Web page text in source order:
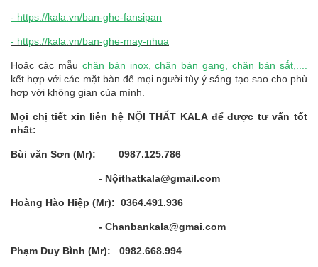
- https://kala.vn/ban-ghe-fansipan
- https://kala.vn/ban-ghe-may-nhua
Hoặc các mẫu chân bàn inox, chân bàn gang ,chân bàn sắt
kết hợp với các mặt bàn để mọi người tùy ý sáng tạo sao cho phù
hợp với không gian của mình.
Mọi chị tiết xin liên hệ NỘI THẤT KALA để được tư vấn tốt
nhất:
Bùi văn Sơn (Mr): 0987.125.786
- Nộithatkala@gmail.com
Hoàng Hào Hiệp (Mr): 0364.491.936
- Chanbankala@gmai.com
Phạm Duy Bình (Mr): 0982.668.994